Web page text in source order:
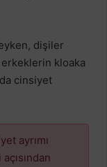
dişiler
kloaka
cinsiyet
ayrımı